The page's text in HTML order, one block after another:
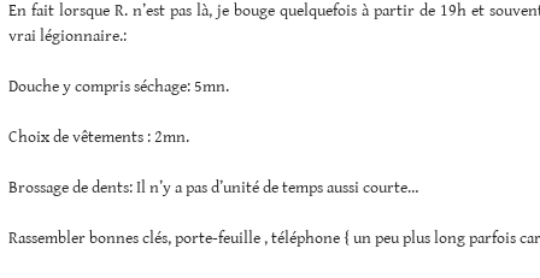
En fait lorsque R. n’est pas là, je bouge quelquefois à partir de 19h et
vrai légionnaire.:
Douche y compris séchage: 5mn.
Choix de vêtements : 2mn.
Brossage de dents: Il n’y a pas d’unité de temps aussi courte…
Rassembler bonnes clés, porte-feuille , téléphone { un peu plus long parfois